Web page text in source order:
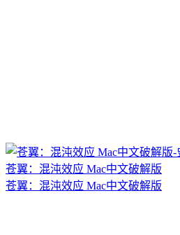
苍翼：混沌效应 Mac中文破解版
苍翼：混沌效应 Mac中文破解版